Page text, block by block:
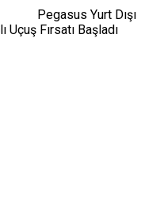
Pegasus Yurt Dışı
Uçuş Fırsatı Başladı